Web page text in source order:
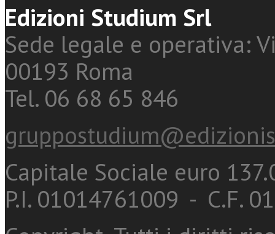
Edizioni Studium Srl
Sede legale e operativa:
00193 Roma
Tel. 06 68 65 846
Capitale Sociale euro
P.I. 01014761009 - C.F.